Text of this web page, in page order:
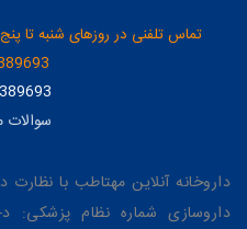
سوالات
داروخانه آنلاین مهتاطب با نظارت
داروسازی شماره نظام پزشکی: د-3247، فعالیت